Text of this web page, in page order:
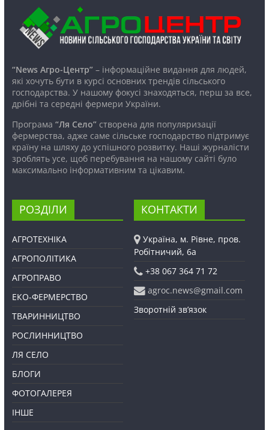
“News Агро-Центр”– інформаційне видання для людей,
які хочуть бути в курсі основних трендів сільського
господарства. У нашому фокусі знаходяться, перш за все,
дрібні та середні фермери України.
Програма “Ля Село”створена для популяризації
фермерства, адже саме сільське господарство підтримує
країну на шляху до успішного розвитку. Наші журналісти
зроблять усе, щоб перебування на нашому сайті було
максимально інформативним та цікавим.
РОЗДІЛИ
АГРОТЕХНІКА
АГРОПОЛІТИКА
АГРОПРАВО
ЕКО-ФЕРМЕРСТВО
ТВАРИННИЦТВО
РОСЛИННИЦТВО
ЛЯ СЕЛО
БЛОГИ
ФОТОГАЛЕРЕЯ
ІНШЕ
КОНТАКТИ
Україна, м. Рівне, пров.
Робітничий, 6а
+38 067 364 71 72
agroc.news@gmail.com
Зворотній зв’язок